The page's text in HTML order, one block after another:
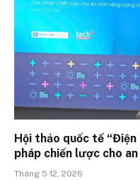
Hội thảo quốc tế “Điện
pháp chiến lược cho
Tháng 5 12, 2026